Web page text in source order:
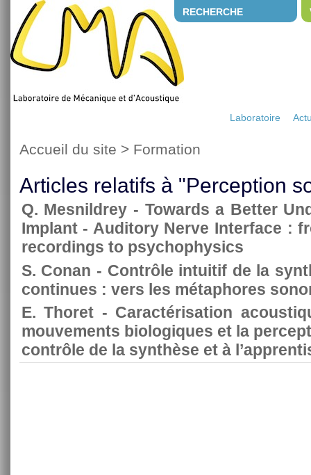
RECHERCHE
Laboratoire
Accueil du site > Formation
Articles relatifs à "Perception
Q. Mesnildrey - Towards a Better
Implant - Auditory Nerve Interface :
recordings to psychophysics
S. Conan - Contrôle intuitif de la
continues : vers les métaphores
E. Thoret - Caractérisation
mouvements biologiques et la
contrôle de la synthèse et à